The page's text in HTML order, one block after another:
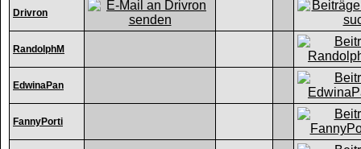
Drivron
RandolphM
EdwinaPan
FannyPorti